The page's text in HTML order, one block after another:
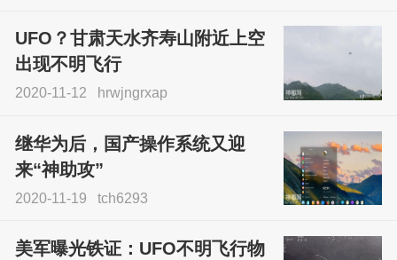
UFO？甘肃天水齐寿山附近上空
出现不明飞行
2020-11-12 hrwjngrxap
继华为后，国产操作系统又迎
来“神助攻”
2020-11-19 tch6293
美军曝光铁证：UFO不明飞行物